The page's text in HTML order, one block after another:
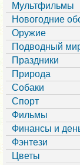
Мультфильмы
Новогодние
Оружие
Подводный
Праздники
Природа
Собаки
Спорт
Фильмы
Финансы и
Фэнтези
Цветы